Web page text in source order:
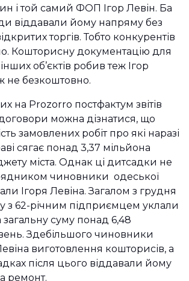
і той самий ФОП Ігор Левін. Ба
віддавали йому напряму без
торгів. Тобто конкурентів
Кошторисну документацію для
об’єктів робив теж Ігор
не безкоштовно.
на Prozorro постфактум звітів
можна дізнатися, що
замовлених робіт про які наразі
сягає понад 3,37 мільйона
міста. Однак ці дитсадки не
чиновники одеської
Ігоря Левіна. Загалом з грудня
з 62-річним підприємцем уклали
загальну суму понад 6,48
Здебільшого чиновники
виготовлення кошторисів, а
після цього віддавали йому
ремонт.